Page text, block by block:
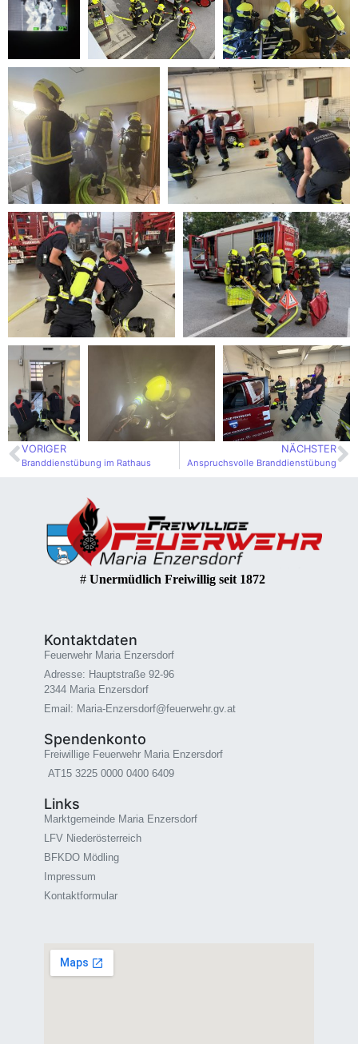
VORIGER
Branddienstübung im Rathaus
NÄCHSTER
Anspruchsvolle Branddienstübung
# Unermüdlich Freiwillig seit 1872
Kontaktdaten
Feuerwehr Maria Enzersdorf
Adresse: Hauptstraße 92-96
2344 Maria Enzersdorf
Email: Maria-Enzersdorf@feuerwehr.gv.at
Spendenkonto
Freiwillige Feuerwehr Maria Enzersdorf
AT15 3225 0000 0400 6409
Links
Marktgemeinde Maria Enzersdorf
LFV Niederösterreich
BFKDO Mödling
Impressum
Kontaktformular